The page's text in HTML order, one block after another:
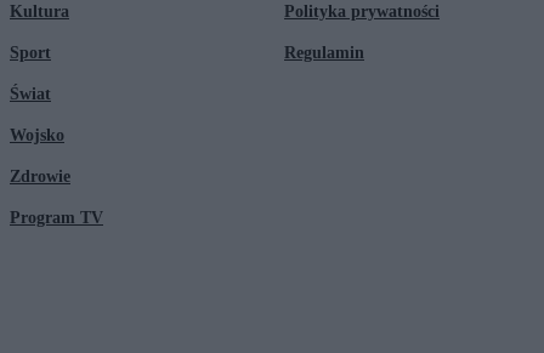
Kultura
Sport
Świat
Wojsko
Zdrowie
Program TV
Polityka prywatności
Regulamin